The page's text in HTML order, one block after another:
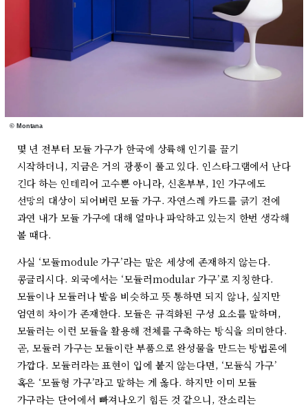
© Montana
몇 년 전부터 모듈 가구가 한국에 상륙해 인기를 끌기
시작하더니, 지금은 거의 광풍이 풀고 있다. 인스타그램에서 난다
긴다 하는 인테리어 고수뿐 아니라, 신혼부부, 1인 가구에도
선망의 대상이 되어버린 모듈 가구. 자연스레 카드를 긁기 전에
과연 내가 모듈 가구에 대해 얼마나 파악하고 있는지 한번 생각해
볼 때다.
사실 ‘모듈module 가구’라는 말은 세상에 존재하지 않는다.
콩글리시다. 외국에서는 ‘모듈러modular 가구’로 지칭한다.
모듈이나 모듈러나 발음 비슷하고 뜻 통하면 되지 않나, 싶지만
엄연히 차이가 존재한다. 모듈은 규격화된 구성 요소를 말하며,
모듈러는 이런 모듈을 활용해 전체를 구축하는 방식을 의미한다.
곧, 모듈러 가구는 모듈이란 부품으로 완성물을 만드는 방법론에
가깝다. 모듈러라는 표현이 입에 붙지 않는다면, ‘모듈식 가구’
혹은 ‘모듈형 가구’라고 말하는 게 옳다. 하지만 이미 모듈
가구라는 단어에서 빠져나오기 힘든 것 같으니, 잔소리는